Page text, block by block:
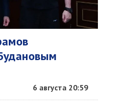
6 августа 20:59